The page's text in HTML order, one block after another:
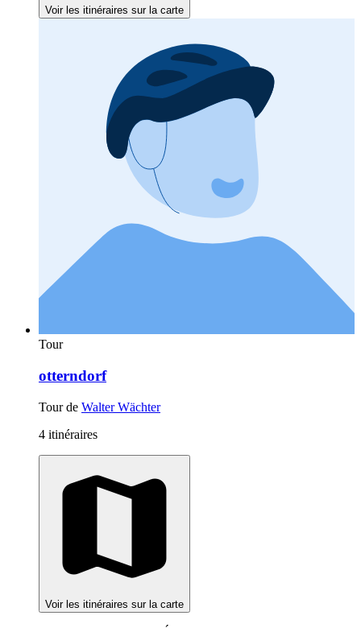
Voir les itinéraires sur la carte
Tour
otterndorf
Tour de Walter Wächter
4 itinéraires
Voir les itinéraires sur la carte